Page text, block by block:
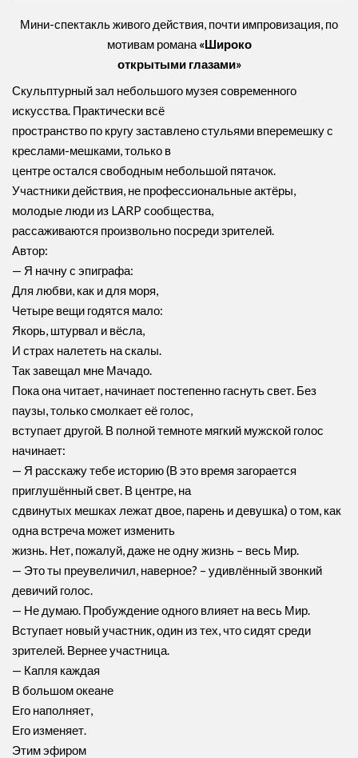
Мини-спектакль живого действия, почти импровизация, по
мотивам романа «Широко
открытыми глазами»
Скульптурный зал небольшого музея современного
искусства. Практически всё
пространство по кругу заставлено стульями вперемешку с
креслами-мешками, только в
центре остался свободным небольшой пятачок.
Участники действия, не профессиональные актёры,
молодые люди из LARP сообщества,
рассаживаются произвольно посреди зрителей.
Автор:
— Я начну с эпиграфа:
Для любви, как и для моря,
Четыре вещи годятся мало:
Якорь, штурвал и вёсла,
И страх налететь на скалы.
Так завещал мне Мачадо.
Пока она читает, начинает постепенно гаснуть свет. Без
паузы, только смолкает её голос,
вступает другой. В полной темноте мягкий мужской голос
начинает:
— Я расскажу тебе историю (В это время загорается
приглушённый свет. В центре, на
сдвинутых мешках лежат двое, парень и девушка) о том, как
одна встреча может изменить
жизнь. Нет, пожалуй, даже не одну жизнь – весь Мир.
— Это ты преувеличил, наверное? – удивлённый звонкий
девичий голос.
— Не думаю. Пробуждение одного влияет на весь Мир.
Вступает новый участник, один из тех, что сидят среди
зрителей. Вернее участница.
— Капля каждая
В большом океане
Его наполняет,
Его изменяет.
Этим эфиром